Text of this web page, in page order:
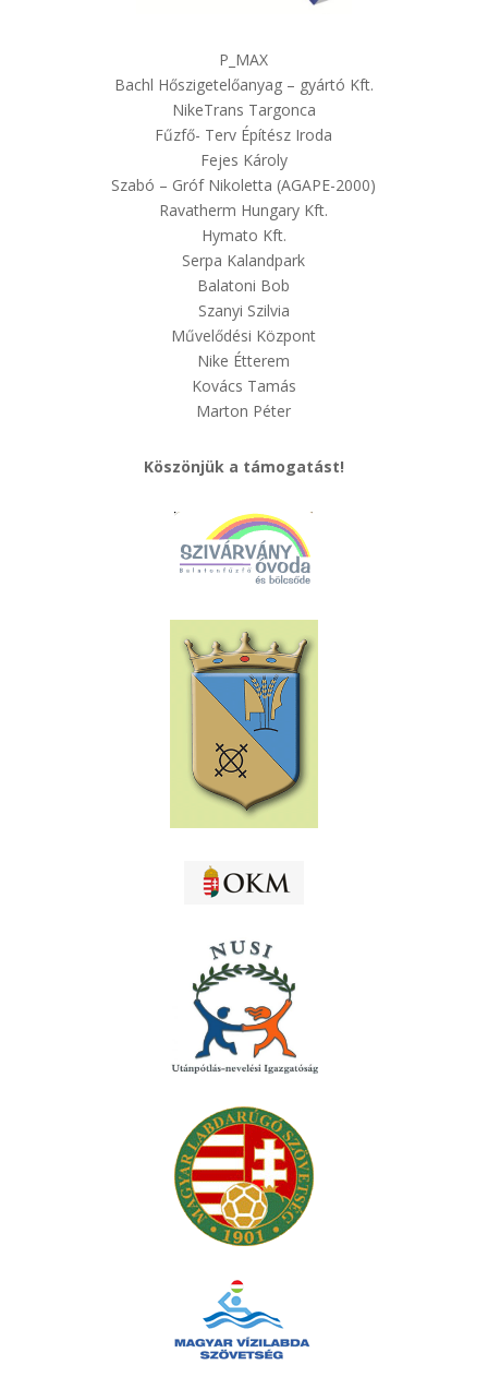
P_MAX
Bachl Hőszigetelőanyag – gyártó Kft.
NikeTrans Targonca
Fűzfő- Terv Építész Iroda
Fejes Károly
Szabó – Gróf Nikoletta (AGAPE-2000)
Ravatherm Hungary Kft.
Hymato Kft.
Serpa Kalandpark
Balatoni Bob
Szanyi Szilvia
Művelődési Központ
Nike Étterem
Kovács Tamás
Marton Péter
Köszönjük a támogatást!